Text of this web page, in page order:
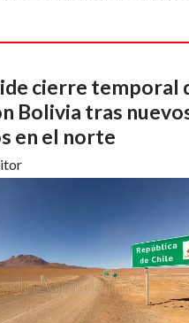
cierre temporal
Bolivia tras
en el norte